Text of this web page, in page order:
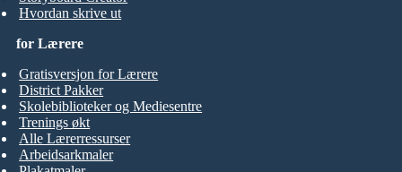
Hvordan skrive ut
for Lærere
Gratisversjon for Lærere
District Pakker
Skolebiblioteker og Mediesentre
Trenings økt
Alle Lærerressurser
Arbeidsarkmaler